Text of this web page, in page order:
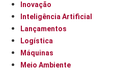
Inovação
Inteligência Artificial
Lançamentos
Logística
Máquinas
Meio Ambiente